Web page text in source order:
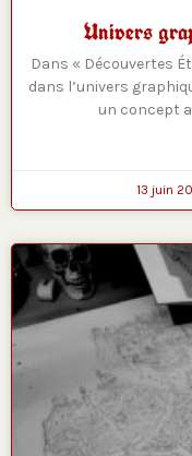
Univers
Dans « Découvertes
dans l’univers
un concept
13 juin